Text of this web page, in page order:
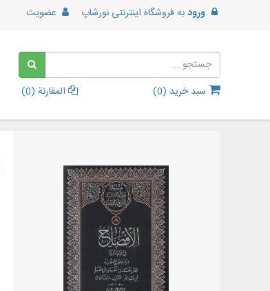
ورودبه فروشگاه اینترنتی نورشاپ عضویت
سبد خرید (0
) المقارنة (0
)